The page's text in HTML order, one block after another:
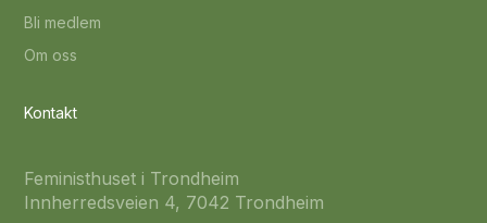
Bli medlem
Om oss
Kontakt
Feministhuset i Trondheim
Innherredsveien 4, 7042 Trondheim